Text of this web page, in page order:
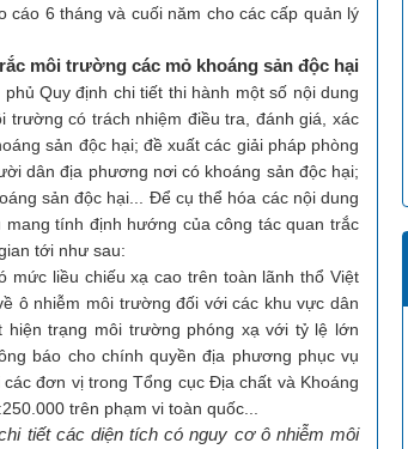
6 tháng và cuối năm cho các cấp quản lý
môi trường các mỏ khoáng sản độc hại
Quy định chi tiết thi hành một số nội dung
trường có trách nhiệm điều tra, đánh giá, xác
sản độc hại; đề xuất các giải pháp phòng
dân địa phương nơi có khoáng sản độc hại;
sản độc hại... Để cụ thể hóa các nội dung
tính định hướng của công tác quan trắc
tới như sau:
liều chiếu xạ cao trên toàn lãnh thổ Việt
ô nhiễm môi trường đối với các khu vực dân
trạng môi trường phóng xạ với tỷ lệ lớn
báo cho chính quyền địa phương phục vụ
đơn vị trong Tổng cục Địa chất và Khoáng
trên phạm vi toàn quốc...
tiết các diện tích có nguy cơ ô nhiễm môi